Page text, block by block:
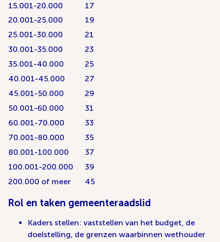
15.001-20.000
17
20.001-25.000
19
25.001-30.000
21
30.001-35.000
23
35.001-40.000
25
40.001-45.000
27
45.001-50.000
29
50.001-60.000
31
60.001-70.000
33
70.001-80.000
35
80.001-100.000
37
100.001-200.000
39
200.000 of meer
45
Rol en taken gemeenteraadslid
Kaders stellen: vaststellen van het budget, de
doelstelling, de grenzen waarbinnen wethouder